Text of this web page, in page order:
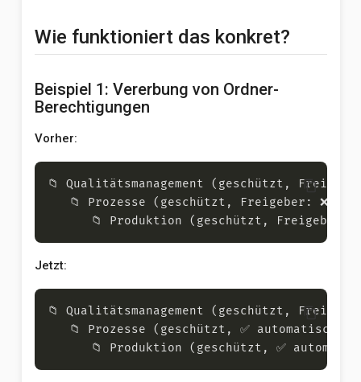
Wie funktioniert das konkret?
Beispiel 1: Vererbung von Ordner-
Berechtigungen
Vorher:
content_copy
Jetzt:
content_copy